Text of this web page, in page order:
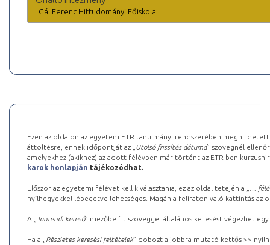
Gál Ferenc Hittudományi Főiskola
Ezen az oldalon az egyetem ETR tanulmányi rendszerében
áttöltésre, ennek időpontját az „ Utolsó frissítés dátuma” szövegnél
amelyekhez (akikhez) az adott félévben már történt az ETR-ben
karok honlapján tájékozódhat.
Először az egyetemi félévet kell kiválasztania, ez az oldal tetején a „
…
nyílhegyekkel lépegetve lehetséges. Magán a feliraton való kattintás az
A „ Tanrendi kereső” mezőbe írt szöveggel általános keresést végezhet
Ha a „ Részletes keresési feltételek” dobozt a jobbra mutató kettős >>